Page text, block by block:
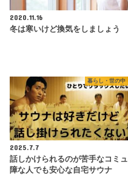
2020.11.16
冬は寒いけど換気をしましょう
暮らし・世の中
2025.7.7
話しかけられるのが苦手なコミュ
障な人でも安心な自宅サウナ